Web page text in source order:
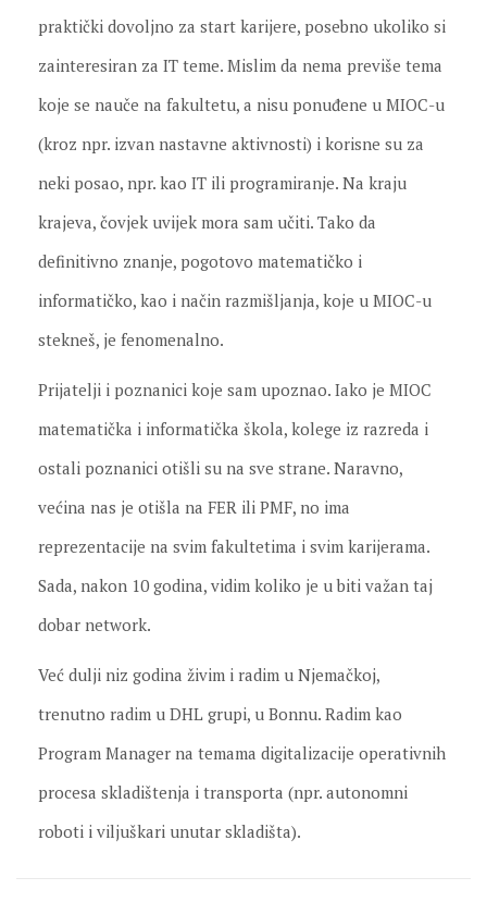
praktički dovoljno za start karijere, posebno ukoliko si
zainteresiran za IT teme. Mislim da nema previše tema
koje se nauče na fakultetu, a nisu ponuđene u MIOC-u
(kroz npr. izvan nastavne aktivnosti) i korisne su za
neki posao, npr. kao IT ili programiranje. Na kraju
krajeva, čovjek uvijek mora sam učiti. Tako da
definitivno znanje, pogotovo matematičko i
informatičko, kao i način razmišljanja, koje u MIOC-u
stekneš, je fenomenalno.
Prijatelji i poznanici koje sam upoznao. Iako je MIOC
matematička i informatička škola, kolege iz razreda i
ostali poznanici otišli su na sve strane. Naravno,
većina nas je otišla na FER ili PMF, no ima
reprezentacije na svim fakultetima i svim karijerama.
Sada, nakon 10 godina, vidim koliko je u biti važan taj
dobar network.
Već dulji niz godina živim i radim u Njemačkoj,
trenutno radim u DHL grupi, u Bonnu. Radim kao
Program Manager na temama digitalizacije operativnih
procesa skladištenja i transporta (npr. autonomni
roboti i viljuškari unutar skladišta).